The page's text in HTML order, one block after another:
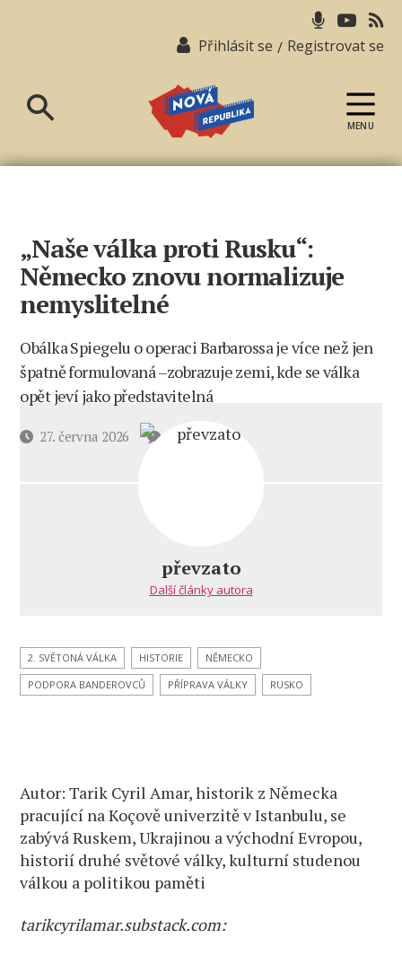
Přihlásit se / Registrovat se
republika
MENU
„Naše válka proti Rusku“:
Německo znovu normalizuje
nemyslitelné
Obálka Spiegelu o operaci Barbarossa je více než jen
špatně formulovaná –zobrazuje zemi, kde se válka
opět jeví jako představitelná
Datum27. června 2026 2 komentářeu
Rusku“:
Německo
nemyslitelné
převzato
Další články autora
2. SVĚTONÁ VÁLKA HISTORIE
NĚMECKO
PODPORA BANDEROVCŮ
PŘÍPRAVA VÁLKY RUSKO
Autor: Tarik Cyril Amar, historik z Německa
pracující na Koçově univerzitě v Istanbulu, se
zabývá Ruskem, Ukrajinou a východní Evropou,
historií druhé světové války, kulturní studenou
válkou a politikou paměti
tarikcyrilamar.substack.com: